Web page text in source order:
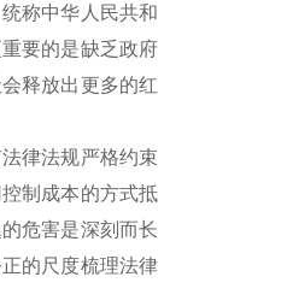
称中华人民共和
要的是缺乏政府
释放出更多的红
律法规严格约束
制成本的方式抵
危害是深刻而长
的尺度梳理法律